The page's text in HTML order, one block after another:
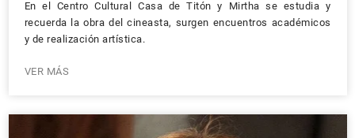
En el Centro Cultural Casa de Titón y Mirtha se estudia y
recuerda la obra del cineasta, surgen encuentros académicos
y de realización artística.
VER MÁS